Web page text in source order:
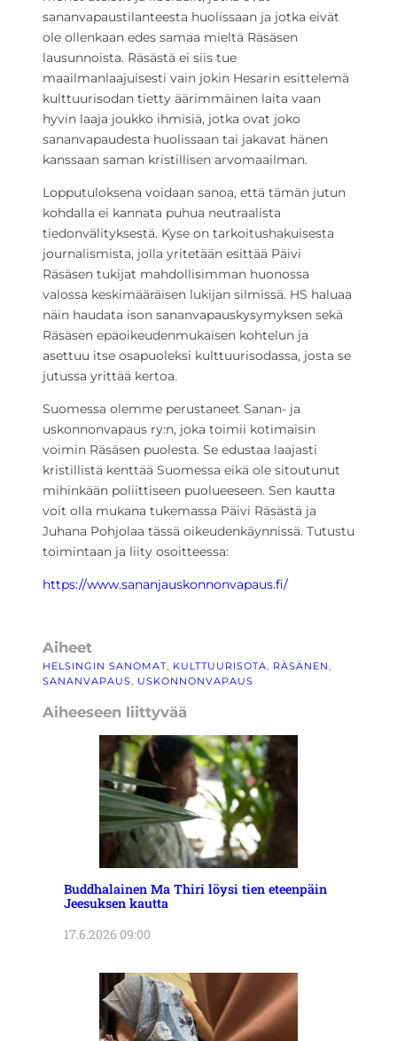
sananvapaustilanteesta huolissaan ja jotka eivät
ole ollenkaan edes samaa mieltä Räsäsen
lausunnoista. Räsästä ei siis tue
maailmanlaajuisesti vain jokin Hesarin esittelemä
kulttuurisodan tietty äärimmäinen laita vaan
hyvin laaja joukko ihmisiä, jotka ovat joko
sananvapaudesta huolissaan tai jakavat hänen
kanssaan saman kristillisen arvomaailman.
Lopputuloksena voidaan sanoa, että tämän jutun
kohdalla ei kannata puhua neutraalista
tiedonvälityksestä. Kyse on tarkoitushakuisesta
journalismista, jolla yritetään esittää Päivi
Räsäsen tukijat mahdollisimman huonossa
valossa keskimääräisen lukijan silmissä. HS haluaa
näin haudata ison sananvapauskysymyksen sekä
Räsäsen epäoikeudenmukaisen kohtelun ja
asettuu itse osapuoleksi kulttuurisodassa, josta se
jutussa yrittää kertoa.
Suomessa olemme perustaneet Sanan- ja
uskonnonvapaus ry:n, joka toimii kotimaisin
voimin Räsäsen puolesta. Se edustaa laajasti
kristillistä kenttää Suomessa eikä ole sitoutunut
mihinkään poliittiseen puolueeseen. Sen kautta
voit olla mukana tukemassa Päivi Räsästä ja
Juhana Pohjolaa tässä oikeudenkäynnissä. Tutustu
toimintaan ja liity osoitteessa:
https://www.sananjauskonnonvapaus.fi/
Aiheet
HELSINGIN SANOMAT, KULTTUURISOTA, RÄSÄNEN
SANANVAPAUS, USKONNONVAPAUS
Aiheeseen liittyvää
Buddhalainen Ma Thiri löysi tien eteenpäin
Jeesuksen kautta
17.6.2026 09:00